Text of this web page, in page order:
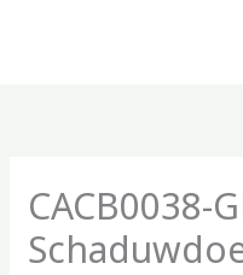
CACB0038-